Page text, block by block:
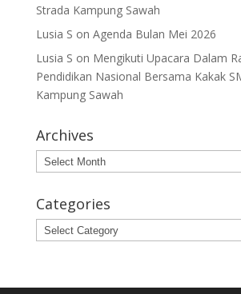
Strada Kampung Sawah
Lusia S on Agenda Bulan Mei 2026
Lusia S on Mengikuti Upacara Dalam
Pendidikan Nasional Bersama Kakak
Kampung Sawah
Archives
Archives
Categories
Categories